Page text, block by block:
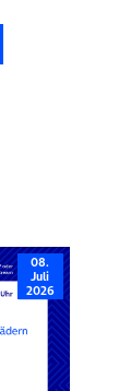
08.
Juli
2026